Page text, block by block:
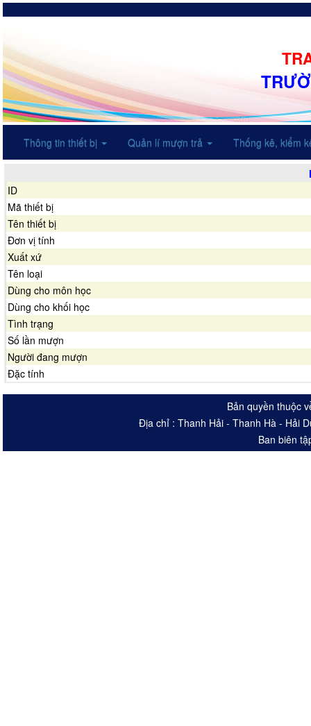
Thông tin thiết bị Quản lí mượn trả Thống kê, kiểm
ID
Mã thiết bị
Tên thiết bị
Đơn vị tính
Xuất xứ
Tên loại
Dùng cho môn học
Dùng cho khối học
Tình trạng
Số lần mượn
Người đang mượn
Đặc tính
Bản quyền thuộc
Địa chỉ : Thanh Hải - Thanh Hà - Hải
Ban biên